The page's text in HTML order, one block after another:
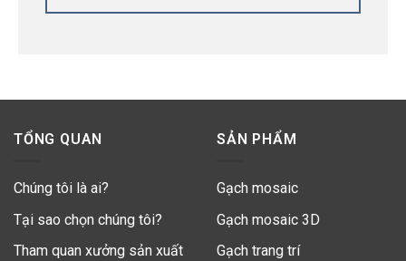
TỔNG QUAN
Chúng tôi là ai?
Tại sao chọn chúng tôi?
Tham quan xưởng sản xuất
SẢN PHẨM
Gạch mosaic
Gạch mosaic 3D
Gạch trang trí